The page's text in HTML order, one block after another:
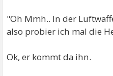
"Oh Mmh.. In der
also probier ich mal die
Ok, er kommt da ihn.